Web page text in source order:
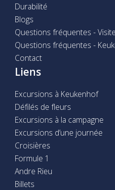
Durabilité
Blogs
Questions fréquentes -
Questions fréquentes -
Contact
Liens
Excursions à Keukenhof
Défilés de fleurs
Excursions à la campagne
Excursions d’une journée
Croisières
Formule 1
Andre Rieu
Billets